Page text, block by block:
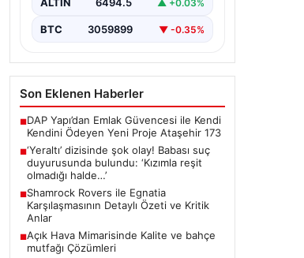
ALTIN 6494.5 ▲ +0.03%
BTC 3059899 ▼ -0.35%
Son Eklenen Haberler
■DAP Yapı’dan Emlak Güvencesi ile Kendi
Kendini Ödeyen Yeni Proje Ataşehir 173
■‘Yeraltı’ dizisinde şok olay! Babası suç
duyurusunda bulundu: ‘Kızımla reşit
olmadığı halde…’
■Shamrock Rovers ile Egnatia
Karşılaşmasının Detaylı Özeti ve Kritik
Anlar
■Açık Hava Mimarisinde Kalite ve bahçe
mutfağı Çözümleri